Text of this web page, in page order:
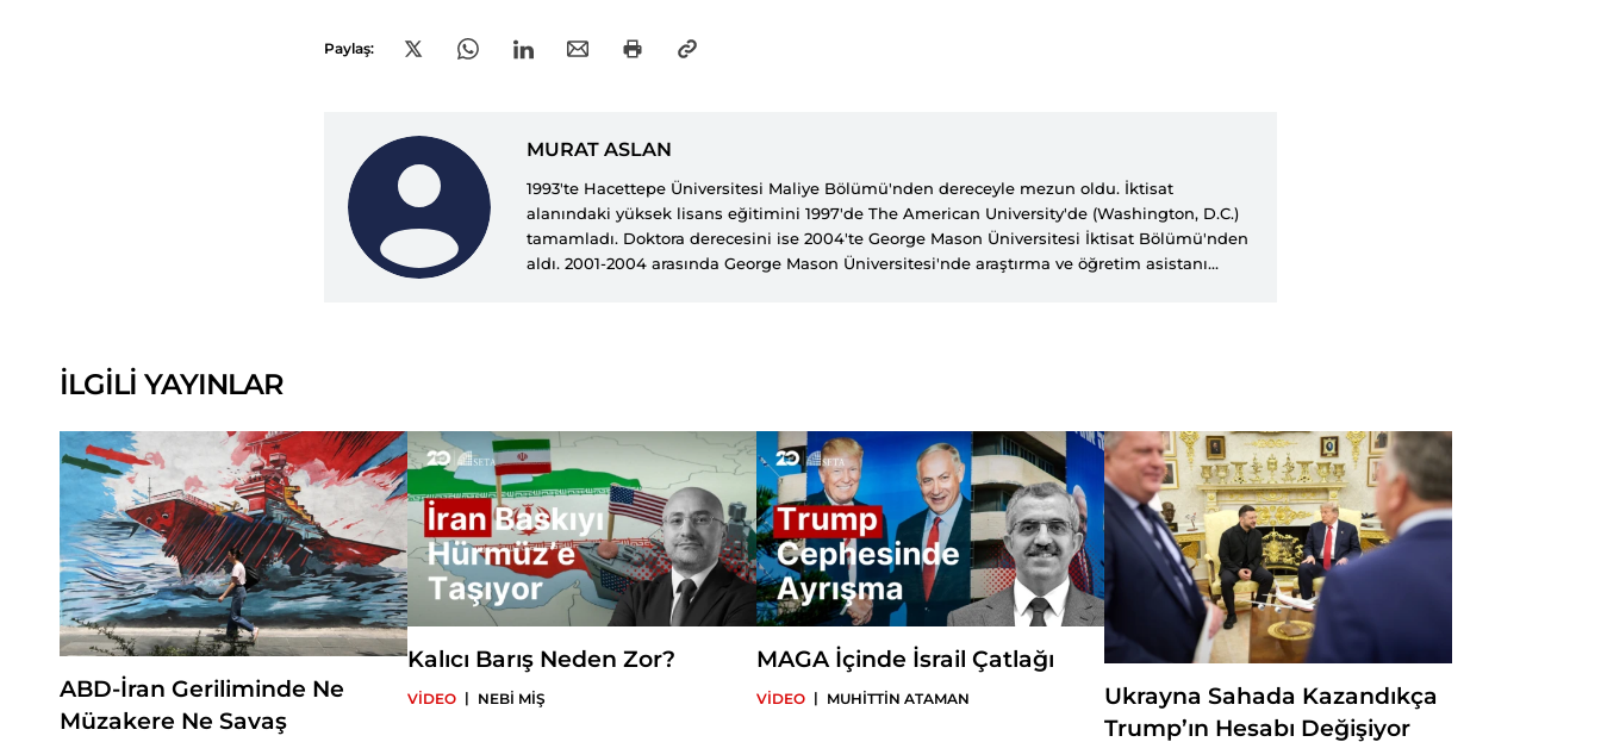
Paylaş:
MURAT ASLAN
1993'te Hacettepe Üniversitesi Maliye Bölümü'nden dereceyle mezun oldu. İktisat
alanındaki yüksek lisans eğitimini 1997'de The American University'de (Washington, D.C.)
tamamladı. Doktora derecesini ise 2004'te George Mason Üniversitesi İktisat Bölümü'nden
aldı. 2001-2004 arasında George Mason Üniversitesi'nde araştırma ve öğretim asistanı
İLGİLİ YAYINLAR
ABD-İran Geriliminde Ne
Müzakere Ne Savaş
Kalıcı Barış Neden Zor?
VİDEO | NEBİ MİŞ
MAGA İçinde İsrail Çatlağı
VİDEO | MUHİTTİN ATAMAN
Ukrayna Sahada Kazandıkça
Trump’ın Hesabı Değişiyor